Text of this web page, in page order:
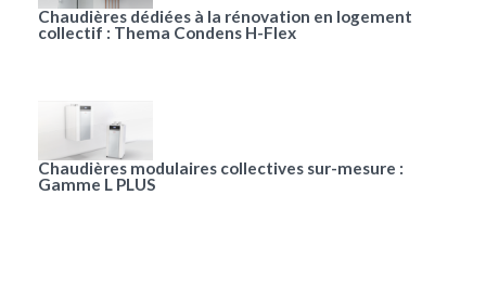
Chaudières dédiées à la rénovation en logement
collectif : Thema Condens H-Flex
Chaudières modulaires collectives sur-mesure :
Gamme L PLUS